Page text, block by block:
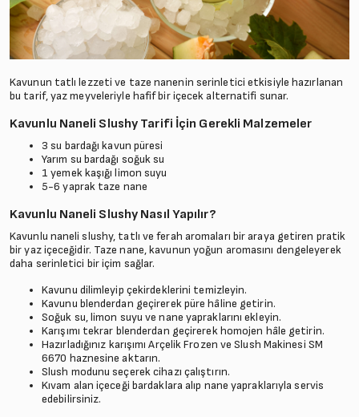
Kavunun tatlı lezzeti ve taze nanenin serinletici etkisiyle hazırlanan
bu tarif, yaz meyveleriyle hafif bir içecek alternatifi sunar.
Kavunlu Naneli Slushy Tarifi İçin Gerekli Malzemeler
3 su bardağı kavun püresi
Yarım su bardağı soğuk su
1 yemek kaşığı limon suyu
5-6 yaprak taze nane
Kavunlu Naneli Slushy Nasıl Yapılır?
Kavunlu naneli slushy, tatlı ve ferah aromaları bir araya getiren pratik
bir yaz içeceğidir. Taze nane, kavunun yoğun aromasını dengeleyerek
daha serinletici bir içim sağlar.
Kavunu dilimleyip çekirdeklerini temizleyin.
Kavunu blenderdan geçirerek püre hâline getirin.
Soğuk su, limon suyu ve nane yapraklarını ekleyin.
Karışımı tekrar blenderdan geçirerek homojen hâle getirin.
Hazırladığınız karışımı Arçelik Frozen ve Slush Makinesi SM
6670 haznesine aktarın.
Slush modunu seçerek cihazı çalıştırın.
Kıvam alan içeceği bardaklara alıp nane yapraklarıyla servis
edebilirsiniz.